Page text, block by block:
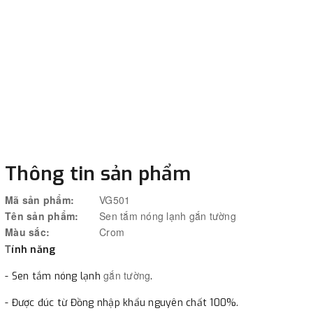
Thông tin sản phẩm
Mã sản phẩm:
VG501
Tên sản phẩm:
Sen tắm nóng lạnh gắn tường
Màu sắc:
Crom
Tính năng
- Sen tắm nóng lạnh gắn tường.
- Được đúc từ Đồng nhập khẩu nguyên chất 100%.